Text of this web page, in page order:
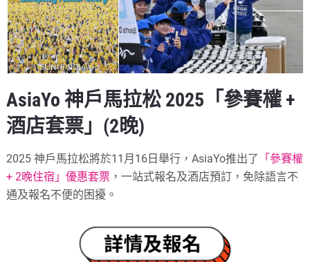
AsiaYo 神戶馬拉松 2025 「參賽權 +
酒店套票」(2晚)
2025 神戶馬拉松將於11月16日舉行，AsiaYo推出了
「參賽權
+ 2晚住宿」優惠套票 ，一站式報名及酒店預訂，免除語言不
通及報名不便的困擾。